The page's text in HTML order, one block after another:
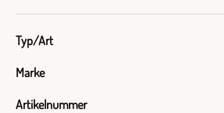
Typ/Art
Marke
Artikelnummer